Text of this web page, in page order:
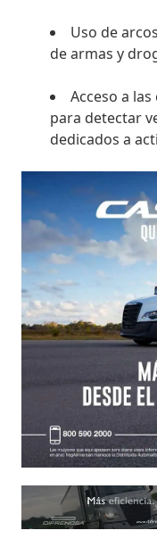
Uso de
de armas y
Acceso a
para detectar
dedicados a